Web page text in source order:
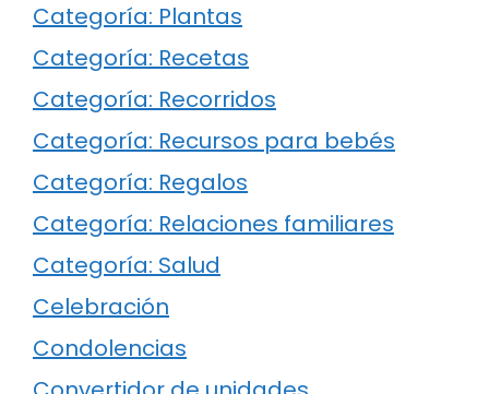
Categoría: Plantas
Categoría: Recetas
Categoría: Recorridos
Categoría: Recursos para bebés
Categoría: Regalos
Categoría: Relaciones familiares
Categoría: Salud
Celebración
Condolencias